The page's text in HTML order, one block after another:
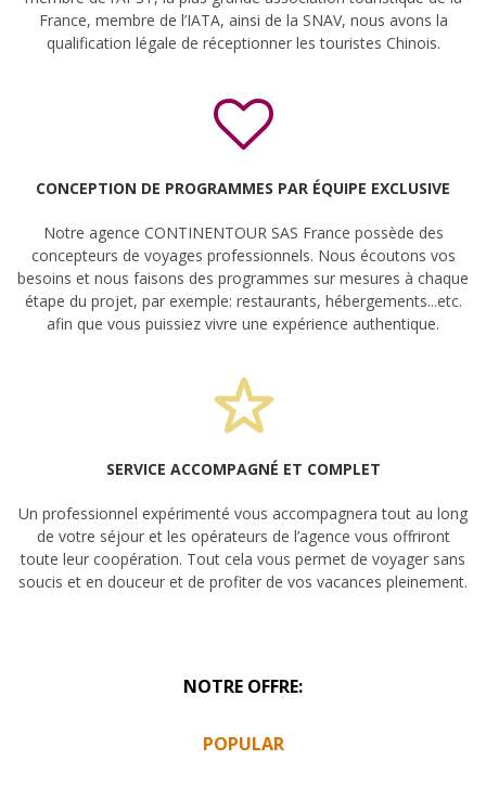
France, membre de l’IATA, ainsi de la SNAV, nous avons la
qualification légale de réceptionner les touristes Chinois.
CONCEPTION DE PROGRAMMES PAR ÉQUIPE EXCLUSIVE
Notre agence CONTINENTOUR SAS France possède des
concepteurs de voyages professionnels. Nous écoutons vos
besoins et nous faisons des programmes sur mesures à chaque
étape du projet, par exemple: restaurants, hébergements...etc.
afin que vous puissiez vivre une expérience authentique.
SERVICE ACCOMPAGNÉ ET COMPLET
Un professionnel expérimenté vous accompagnera tout au long
de votre séjour et les opérateurs de l’agence vous offriront
toute leur coopération. Tout cela vous permet de voyager sans
soucis et en douceur et de profiter de vos vacances pleinement.
NOTRE OFFRE:
POPULAR